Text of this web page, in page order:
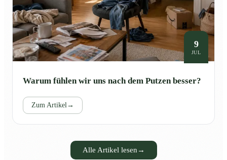
9
JUL
Warum fühlen wir uns nach dem Putzen besser?
Zum Artikel→
Alle Artikel lesen →